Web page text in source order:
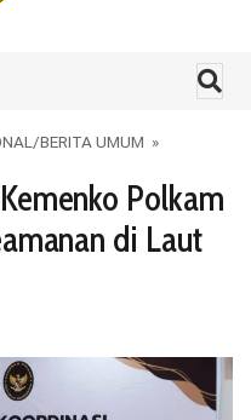
/BERITA UMUM »
Polkam
di Laut